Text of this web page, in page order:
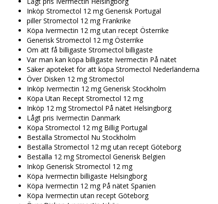
Inköp Stromectol 12 mg Generisk Portugal
piller Stromectol 12 mg Frankrike
Köpa Ivermectin 12 mg utan recept Österrike
Generisk Stromectol 12 mg Österrike
Om att få billigaste Stromectol billigaste
Var man kan köpa billigaste Ivermectin På nätet
Säker apoteket för att köpa Stromectol Nederländerna
Över Disken 12 mg Stromectol
Inköp Ivermectin 12 mg Generisk Stockholm
Köpa Utan Recept Stromectol 12 mg
Inköp 12 mg Stromectol På nätet Helsingborg
Lågt pris Ivermectin Danmark
Köpa Stromectol 12 mg Billig Portugal
Beställa Stromectol Nu Stockholm
Beställa Stromectol 12 mg utan recept Göteborg
Beställa 12 mg Stromectol Generisk Belgien
Inköp Generisk Stromectol 12 mg
Köpa Ivermectin billigaste Helsingborg
Köpa Ivermectin 12 mg På nätet Spanien
Köpa Ivermectin utan recept Göteborg